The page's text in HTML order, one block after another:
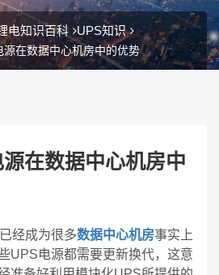
电知识百科 UPS知识
源在数据中心机房中的优势
在数据中心机房中
经成为很多数据中心机房事实上
UPS电源都需要更新换代，这意